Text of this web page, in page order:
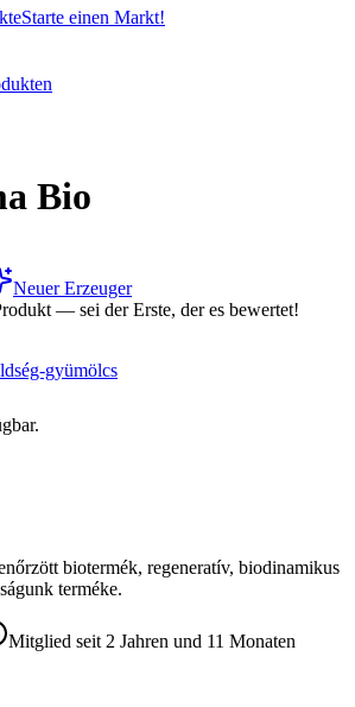
Starte einen Markt!
Bio
Neuer Erzeuger
— sei der Erste, der es bewertet!
gyümölcs
biotermék, regeneratív, biodinamikus
terméke.
Mitglied seit 2 Jahren und 11 Monaten